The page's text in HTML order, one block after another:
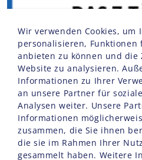
Wir verwenden Cookies, um
personalisieren, Funktionen
anbieten zu können und
Website zu analysieren.
Informationen zu Ihrer
an unsere Partner für
Analysen weiter. Unsere
Informationen
zusammen, die Sie ihnen
die sie im Rahmen Ihrer
gesammelt haben. Weitere